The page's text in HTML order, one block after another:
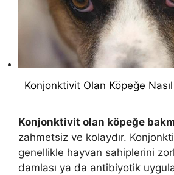
Konjonktivit Olan Köpeğe Nasıl
Konjonktivit olan köpeğe
zahmetsiz ve kolaydır.
genellikle hayvan sahiplerini
damlası ya da antibiyotik